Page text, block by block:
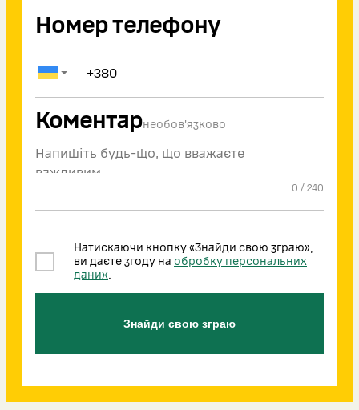
Номер телефону
Коментарнеобов'язково
0 / 240
Натискаючи кнопку «Знайди свою зграю»,
ви даєте згоду на обробку персональних
даних.
Знайди свою зграю